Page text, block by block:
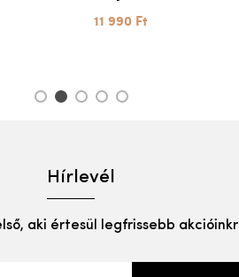
11 990 Ft
1 2 3 4 5
Hírlevél
aki értesül legfrissebb